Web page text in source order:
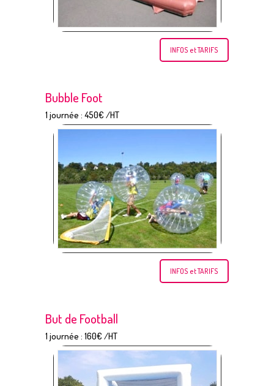
INFOS et TARIFS
Bubble Foot
1 journée : 450€ /HT
INFOS et TARIFS
But de Football
1 journée : 160€ /HT